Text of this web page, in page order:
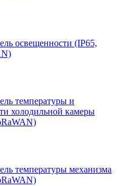
освещенности (IP65,
температуры и
холодильной камеры
температуры механизма